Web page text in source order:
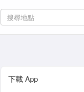
下載 App